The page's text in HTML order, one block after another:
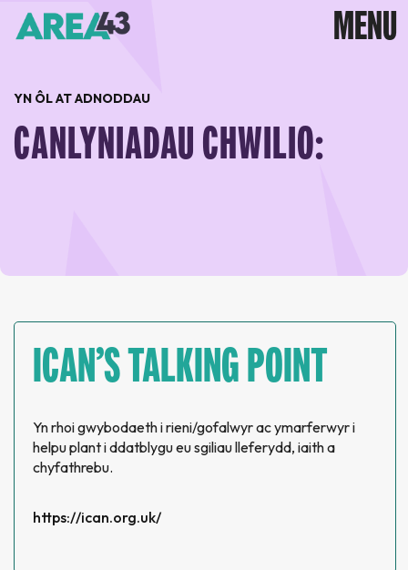
YN ÔL AT ADNODDAU
CANLYNIADAU CHWILIO:
ICAN’S TALKING POINT
Yn rhoi gwybodaeth i rieni/gofalwyr ac ymarferwyr i
helpu plant i ddatblygu eu sgiliau lleferydd, iaith a
chyfathrebu.
https://ican.org.uk/